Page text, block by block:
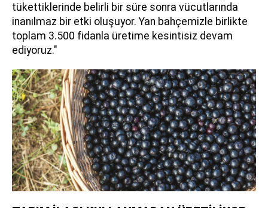
tükettiklerinde belirli bir süre sonra vücutlarında
inanılmaz bir etki oluşuyor. Yan bahçemizle birlikte
toplam 3.500 fidanla üretime kesintisiz devam
ediyoruz."